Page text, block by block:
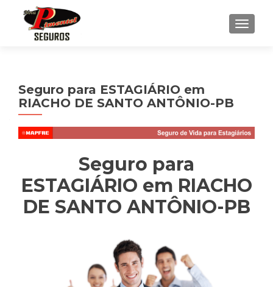
Seguro para ESTAGIÁRIO em
RIACHO DE SANTO ANTÔNIO-PB
Seguro para
ESTAGIÁRIO em RIACHO
DE SANTO ANTÔNIO-PB